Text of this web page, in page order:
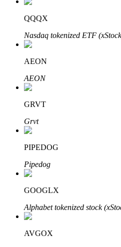
學習理財
了解如何賺取穩定收入
QQQX
Nasdaq tokenized ETF
AEON
AEON
GRVT
Grvt
PIPEDOG
Pipedog
GOOGLX
Alphabet tokenized stock
AVGOX